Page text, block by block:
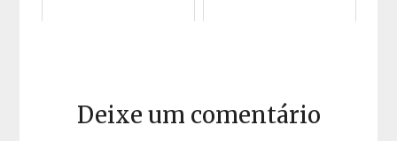
Deixe um comentário